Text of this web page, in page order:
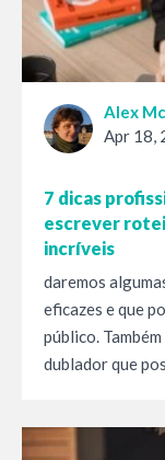
Alex
Apr 18,
7 dicas
escrever
incríveis
daremos
eficazes e que
público.
dublador que